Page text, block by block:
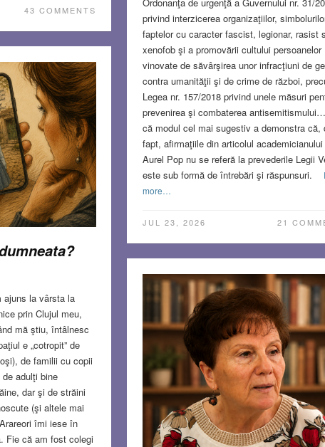
43 COMMENTS
privind interzicerea organizaţiilor,
faptelor cu caracter fascist, legionar, rasist
xenofob şi a promovării cultului persoanelor
vinovate de săvârşirea unor infracţiuni de
contra umanităţii şi de crime de război,
Legea nr. 157/2018 privind unele măsuri
prevenirea şi combaterea
că modul cel mai sugestiv a demonstra că,
fapt, afirmaţiile din articolul academicianului
Aurel Pop nu se referă la prevederile Legii
este sub formă de întrebări şi răspunsuri.
more…
JUL 23, 2026 21
ajuns la vârsta la
prin Clujul meu,
mă ştiu, întâlnesc
e „cotropit” de
de familii cu copii
adulţi bine
dar şi de străini
(şi altele mai
îmi iese în
Fie că am fost colegi